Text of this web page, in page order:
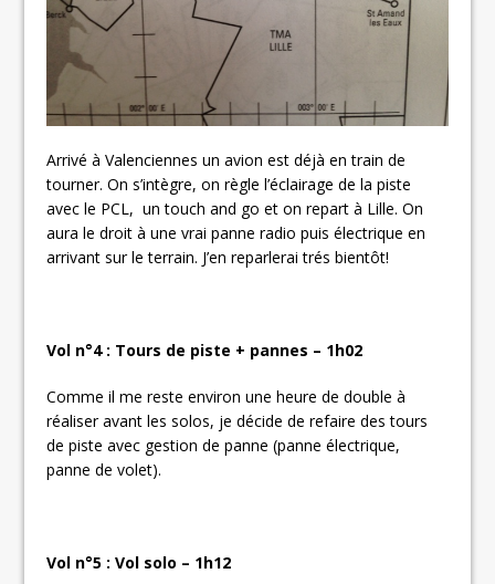
Arrivé à Valenciennes un avion est déjà en train de
tourner. On s’intègre, on règle l’éclairage de la piste
avec le PCL, un touch and go et on repart à Lille. On
aura le droit à une vrai panne radio puis électrique en
arrivant sur le terrain. J’en reparlerai trés bientôt!
Vol n°4 : Tours de piste + pannes – 1h02
Comme il me reste environ une heure de double à
réaliser avant les solos, je décide de refaire des tours
de piste avec gestion de panne (panne électrique,
panne de volet).
Vol n°5 : Vol solo – 1h12